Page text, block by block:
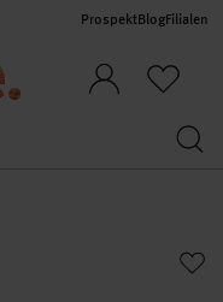
ProspektBlogFilialen